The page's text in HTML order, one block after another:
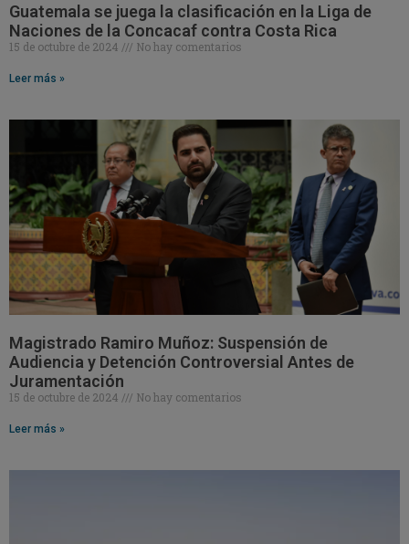
Guatemala se juega la clasificación en la Liga de
Naciones de la Concacaf contra Costa Rica
15 de octubre de 2024 No hay comentarios
Leer más »
Magistrado Ramiro Muñoz: Suspensión de
Audiencia y Detención Controversial Antes de
Juramentación
15 de octubre de 2024 No hay comentarios
Leer más »